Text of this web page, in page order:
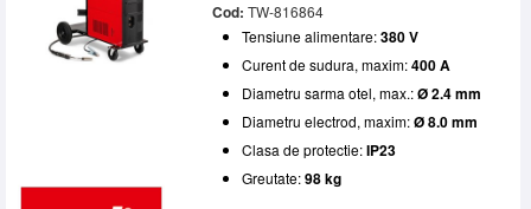
Cod: TW-816864
Tensiune alimentare:380 V
Curent de sudura, maxim:400 A
Diametru sarma otel, max.:Ø 2.4 mm
Diametru electrod, maxim:Ø 8.0 mm
Clasa de protectie:IP23
Greutate:98 kg